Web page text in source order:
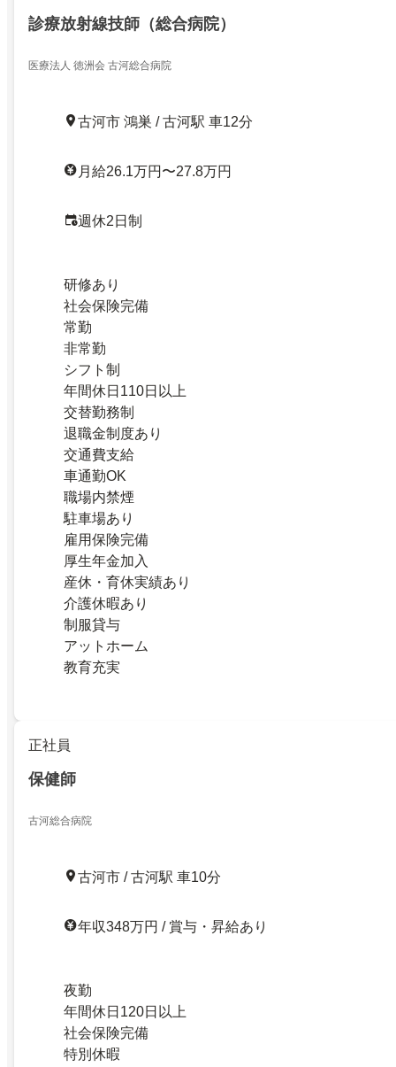
診療放射線技師（総合病院）
医療法人 徳洲会 古河総合病院
古河市 鴻巣 / 古河駅 車12分
月給26.1万円〜27.8万円
週休2日制
研修あり
社会保険完備
常勤
非常勤
シフト制
年間休日110日以上
交替勤務制
退職金制度あり
交通費支給
車通勤OK
職場内禁煙
駐車場あり
雇用保険完備
厚生年金加入
産休・育休実績あり
介護休暇あり
制服貸与
アットホーム
教育充実
正社員
保健師
古河総合病院
古河市 / 古河駅 車10分
年収348万円 / 賞与・昇給あり
夜勤
年間休日120日以上
社会保険完備
特別休暇